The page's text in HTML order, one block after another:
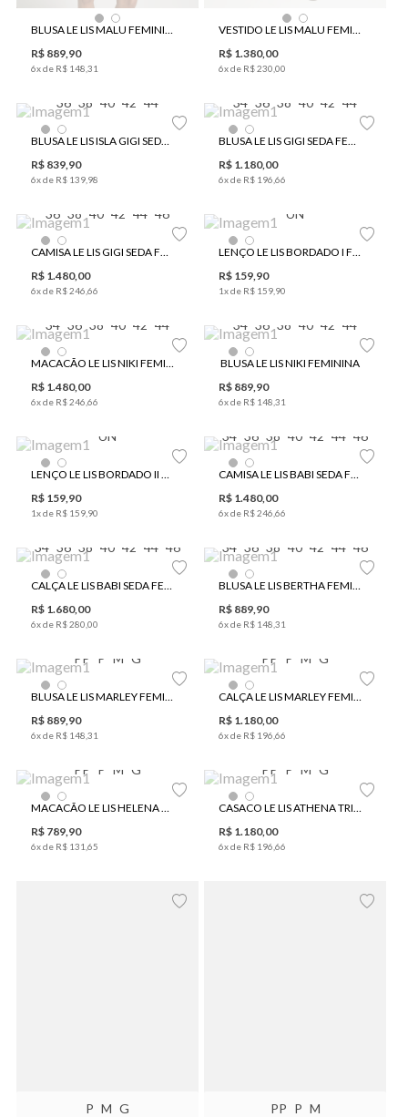
BLUSA LE LIS MALU FEMININA
R$ 889,90
6x de R$ 148,31
VESTIDO LE LIS MALU FEMININO
R$ 1.380,00
6x de R$230,00
36 38 40 42 44
BLUSA LE LIS ISLA GIGI SEDA FEMININA
R$ 839,90
6x de R$ 139,98
34 36 38 40 42 44
BLUSA LE LIS GIGI SEDA FEMININA
R$ 1.180,00
6x de R$ 196,66
36 38 40 42 44 46
CAMISA LE LIS GIGI SEDA FEMININA
R$ 1.480,00
6x de R$246,66
UN
LENÇO LE LIS BORDADO I FEMININO
R$ 159,90
1x de R$ 159,90
34 36 38 40 42 44
MACACÃO LE LIS NIKI FEMININO
R$ 1.480,00
6x de R$246,66
34 36 38 40 42 44
BLUSA LE LIS NIKI FEMININA
R$ 889,90
6x de R$ 148,31
UN
LENÇO LE LIS BORDADO II FEMININO
R$ 159,90
1x de R$ 159,90
34 36 38 40 42 44 46
CAMISA LE LIS BABI SEDA FEMININA
R$ 1.480,00
6x de R$246,66
34 36 38 40 42 44 46
CALÇA LE LIS BABI SEDA FEMININA
R$ 1.680,00
6x de R$280,00
34 36 38 40 42 44 46
BLUSA LE LIS BERTHA FEMININA
R$ 889,90
6x de R$ 148,31
PP P M G
BLUSA LE LIS MARLEY FEMININA
R$ 889,90
6x de R$ 148,31
PP P M G
CALÇA LE LIS MARLEY FEMININA
R$ 1.180,00
6x de R$ 196,66
PP P M G
MACACÃO LE LIS HELENA FEMININO
R$ 789,90
6x de R$ 131,65
PP P M G
CASACO LE LIS ATHENA TRICOT FEMININO
R$ 1.180,00
6x de R$ 196,66
P M G PP P M